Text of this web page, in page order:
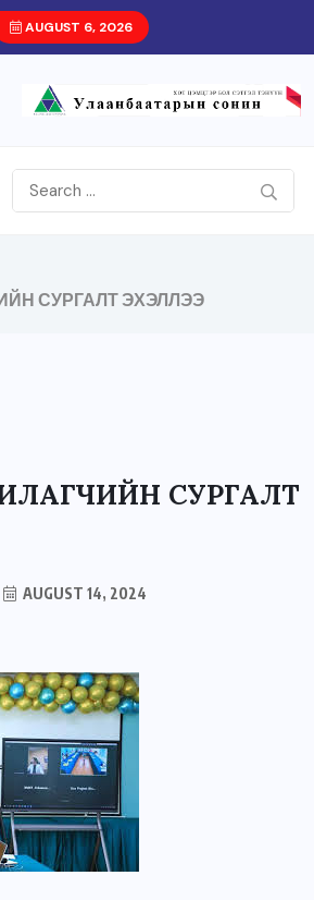
AUGUST 6, 2026
СУРГАЛТ ЭХЭЛЛЭЭ
СУРГАЛТ
AUGUST 14, 2024